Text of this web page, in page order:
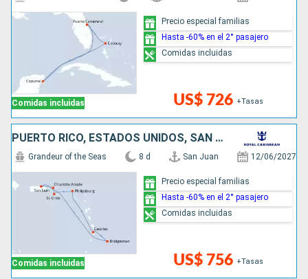
Comidas incluidas US$ 726 +Tasas
Precio especial familias
Hasta -60% en el 2° pasajero
Comidas incluidas
PUERTO RICO, ESTADOS UNIDOS, SAN MARTÍN, SANTA LUCIA, BARBADOS
Comidas incluidas
Grandeur of the Seas 8 d San Juan 12/06/2027
US$ 756 +Tasas
Precio especial familias
Hasta -60% en el 2° pasajero
Comidas incluidas